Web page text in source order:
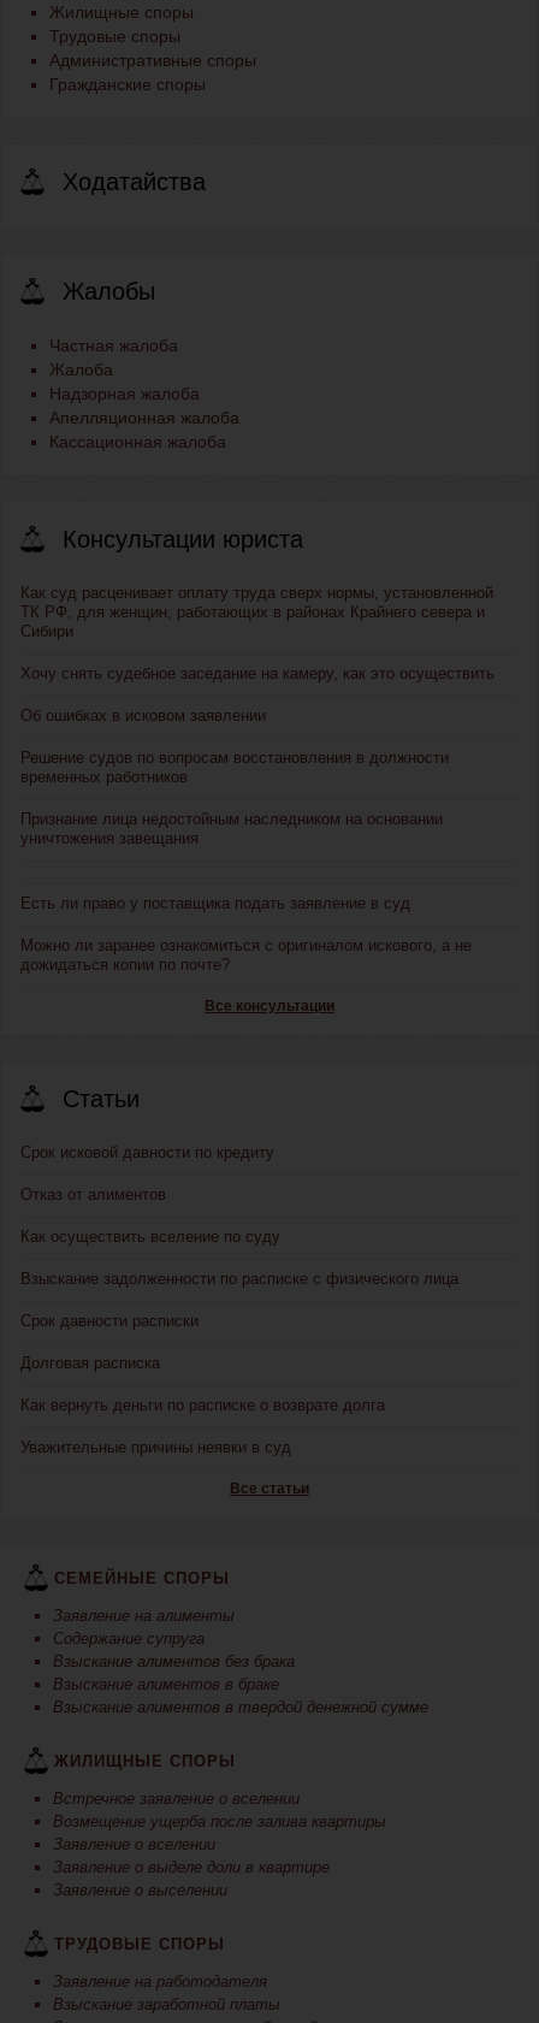
Жилищные споры
Трудовые споры
Административные споры
Гражданские споры
Ходатайства
Жалобы
Частная жалоба
Жалоба
Надзорная жалоба
Апелляционная жалоба
Кассационная жалоба
Консультации юриста
Как суд расценивает оплату труда сверх нормы, установленной
ТК РФ, для женщин, работающих в районах Крайнего севера и
Сибири
Хочу снять судебное заседание на камеру, как это осуществить
Об ошибках в исковом заявлении
Решение судов по вопросам восстановления в должности
временных работников
Признание лица недостойным наследником на основании
уничтожения завещания
Есть ли право у поставщика подать заявление в суд
Можно ли заранее ознакомиться с оригиналом искового, а не
дожидаться копии по почте?
Все консультации
Статьи
Срок исковой давности по кредиту
Отказ от алиментов
Как осуществить вселение по суду
Взыскание задолженности по расписке с физического лица
Срок давности расписки
Долговая расписка
Как вернуть деньги по расписке о возврате долга
Уважительные причины неявки в суд
Все статьи
СЕМЕЙНЫЕ СПОРЫ
Заявление на алименты
Содержание супруга
Взыскание алиментов без брака
Взыскание алиментов в браке
Взыскание алиментов в твердой денежной сумме
ЖИЛИЩНЫЕ СПОРЫ
Встречное заявление о вселении
Возмещение ущерба после залива квартиры
Заявление о вселении
Заявление о выделе доли в квартире
Заявление о выселении
ТРУДОВЫЕ СПОРЫ
Заявление на работодателя
Взыскание заработной платы